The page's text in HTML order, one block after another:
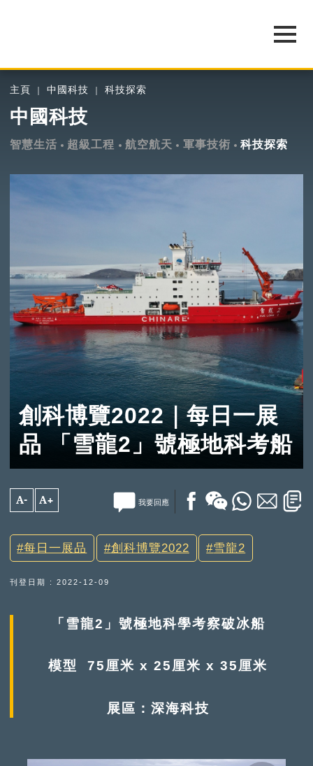
主頁 中國科技 科技探索
中國科技
智慧生活 超級工程 航空航天 軍事技術 科技探索
創科博覽2022｜每日一展
品 「雪龍2」號極地科考船
A- A+ 我要回應
每日一展品 創科博覽2022 雪龍2
刊登日期 : 2022-12-09
「雪龍2」號極地科學考察破冰船
模型 75厘米 x 25厘米 x 35厘米
展區：深海科技